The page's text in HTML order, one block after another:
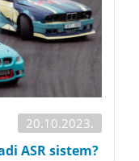
20.10.2023.
ASR sistem?